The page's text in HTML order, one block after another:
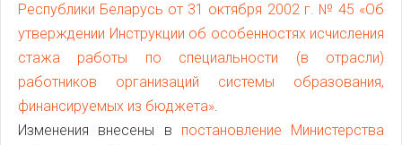
Республики Беларусь от 31 октября 2002 г. № 45 «Об
утверждении Инструкции об особенностях исчисления
стажа работы по специальности (в отрасли)
работников организаций системы образования,
финансируемых из бюджета».
Изменения внесены в постановление Министерства